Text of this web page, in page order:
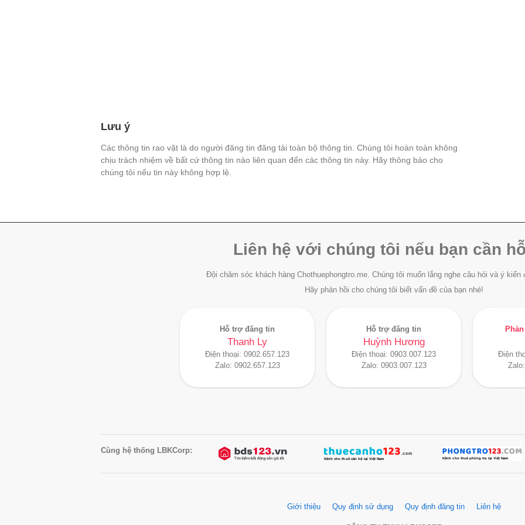
Lưu ý
Các thông tin rao vặt là do người đăng tin đăng tải toàn bộ thông tin. Chúng tôi hoàn toàn không
chịu trách nhiệm về bất cứ thông tin nào liên quan đến các thông tin này. Hãy thông báo cho
chúng tôi nếu tin này không hợp lệ.
Liên hệ với chúng tôi nếu bạn cần
Đội chăm sóc khách hàng Chothuephongtro.me. Chúng tôi muốn lắng nghe câu hỏi và ý kiến
Hãy phản hồi cho chúng tôi biết vấn đề của bạn nhé!
Hỗ trợ đăng tin
Thanh Ly
Điện thoại: 0902.657.123
Zalo: 0902.657.123
Hỗ trợ đăng tin
Huỳnh Hương
Điện thoại: 0903.007.123
Zalo: 0903.007.123
Điện
Cùng hệ thống LBKCorp:
Giới thiệu Quy định sử dụng Quy định đăng tin Liên hệ